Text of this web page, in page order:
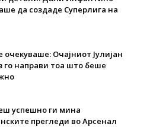
да создаде Суперлига на
очекуваше: Очајниот Јулијан
го направи тоа што беше
успешно ги мина
прегледи во Арсенал